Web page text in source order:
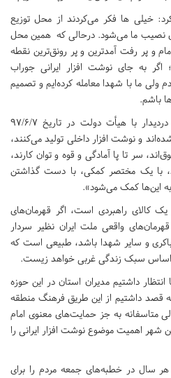
خیلی ها فکر می‌کردند از محل توزیع
نصیب ما می‌شود. درحالی که همین محل
و پر رفت آمدترین و پر رونق‌ترین نقطه
اگر به جای نوشت افزار ایرانی جوراب
ولی ما با شهدا معامله کرده‌ایم و تصمیم
باشم.
شیخلو تشریح کرد: امام خامنه‌ای دردیدار با هیأت دولت در تاریخ ۹۷/۶/۷
و نوشت افزار داخلی تولید می‌کنند،
سر تا پا آمادگی و قوه و توان کارند،
با یک مختصر کمکی، با دست گذاشتن
این‌ها کمک می‌شود».
یک کالای راهبردی است، اگر قهرمان‌های
واقعی ملت ایران نظیر سردار
و سایر شهدا باشد، طبیعی است که
اساس سبک زندگی غربی خواهد زیست.
داشتیم مدیران استان در این حوزه
قصد داشتیم از این طریق فرهنگ منطقه
متاسفانه به جز حمایت‌های معنوی امام
شهر اهمیت موضوع نوشت افزار ایرانی را
سال در خطبه‌های جمعه مردم را برای